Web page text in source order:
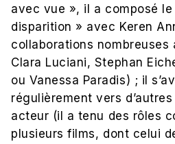
avec vue », il a composé le
disparition » avec Keren
collaborations nombreuses
Clara Luciani, Stephan
ou Vanessa Paradis) ; il
régulièrement vers
acteur (il a tenu des rôles
plusieurs films, dont celui